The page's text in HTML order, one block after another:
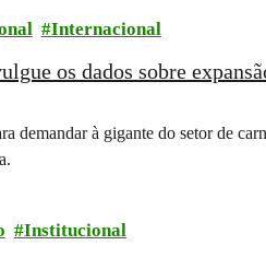
Internacional
os dados sobre
demandar à gigante do setor de
Institucional